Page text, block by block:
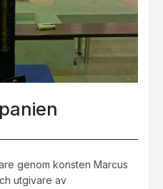
genom konsten Marcus
utgivare av